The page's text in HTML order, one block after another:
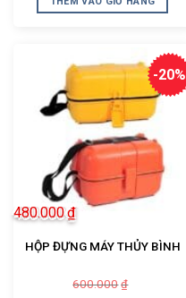
900.000₫.
là:
-20%
HỘP ĐỰNG MÁY THỦY BÌNH
600.000 ₫
480.000₫